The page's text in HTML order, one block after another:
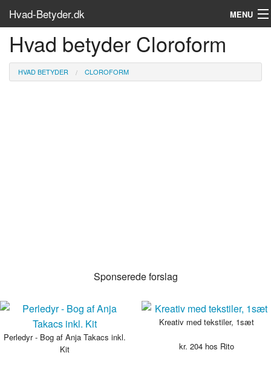
Hvad-Betyder.dk MENU
Om siden
Søg...
Hvad betyder Cloroform
HVAD BETYDER CLOROFORM
Sponserede forslag
Perledyr - Bog af Anja Takacs inkl.
Kit
Kreativ med tekstiler, 1sæt
kr. 204hos Rito